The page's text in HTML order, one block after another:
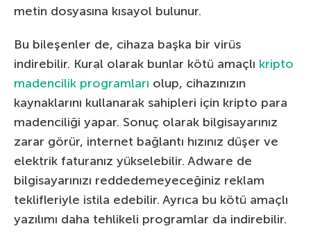
metin dosyasına kısayol bulunur.
Bu bileşenler de, cihaza başka bir virüs
indirebilir. Kural olarak bunlar kötü amaçlı kripto
madencilik programları olup, cihazınızın
kaynaklarını kullanarak sahipleri için kripto para
madenciliği yapar. Sonuç olarak bilgisayarınız
zarar görür, internet bağlantı hızınız düşer ve
elektrik faturanız yükselebilir. Adware de
bilgisayarınızı reddedemeyeceğiniz reklam
teklifleriyle istila edebilir. Ayrıca bu kötü amaçlı
yazılımı daha tehlikeli programlar da indirebilir.